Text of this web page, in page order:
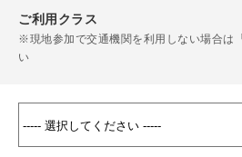
ご利用クラス
※現地参加で交通機関を利用しない場合は
い